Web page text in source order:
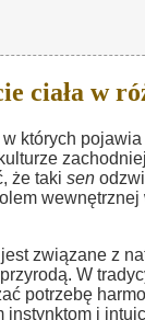
ciała w
w których
że taki sen
związane z
W
potrzebę
instynktom i